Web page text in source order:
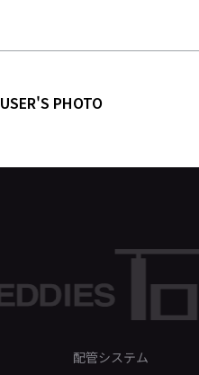
USER'S PHOTO
配管システム